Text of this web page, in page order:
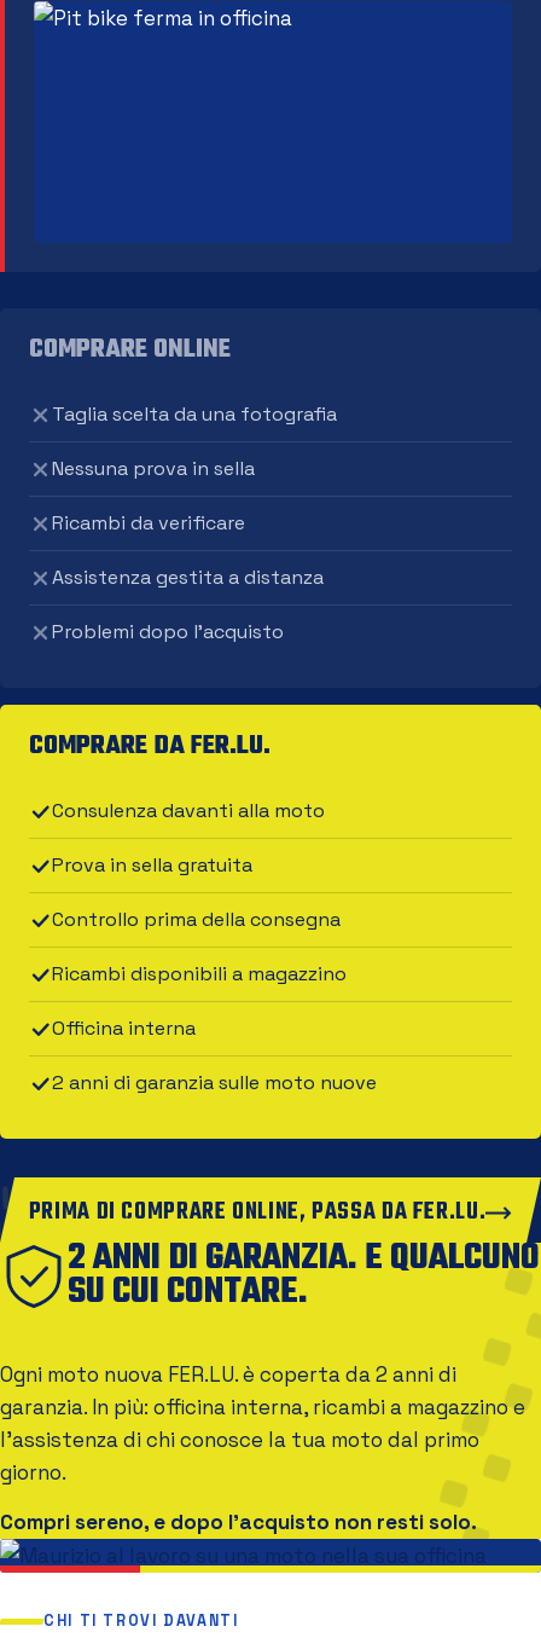
COMPRARE ONLINE
Taglia scelta da una fotografia
Nessuna prova in sella
Ricambi da verificare
Assistenza gestita a distanza
Problemi dopo l'acquisto
COMPRARE DA FER.LU.
Consulenza davanti alla moto
Prova in sella gratuita
Controllo prima della consegna
Ricambi disponibili a magazzino
Officina interna
2 anni di garanzia sulle moto nuove
PRIMA DI COMPRARE ONLINE, PASSA DA FER.LU.
2 ANNI DI GARANZIA. E QUALCUNO
SU CUI CONTARE.
Ogni moto nuova FER.LU. è coperta da 2 anni di
garanzia. In più: officina interna, ricambi a magazzino e
l'assistenza di chi conosce la tua moto dal primo
giorno.
Compri sereno, e dopo l'acquisto non resti solo.
CHI TI TROVI DAVANTI